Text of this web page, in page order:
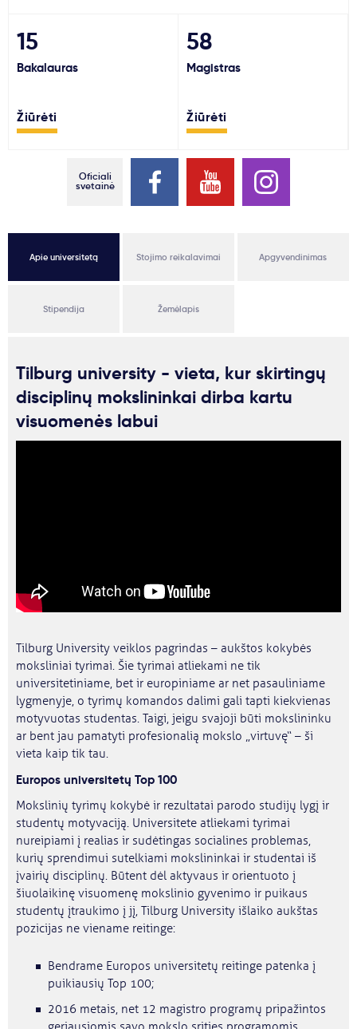
Paslaugos
Kodėl Kastu?
15
Bakalauras
Žiūrėti
58
Magistras
Žiūrėti
Oficiali
svetainė
Apie universitetą Stojimo reikalavimai Apgyvendinimas
Stipendija Žemėlapis
Tilburg university - vieta, kur skirtingų
disciplinų mokslininkai dirba kartu
visuomenės labui
Tilburg University veiklos pagrindas – aukštos kokybės
moksliniai tyrimai. Šie tyrimai atliekami ne tik
universitetiniame, bet ir europiniame ar net pasauliniame
lygmenyje, o tyrimų komandos dalimi gali tapti kiekvienas
motyvuotas studentas. Taigi, jeigu svajoji būti mokslininku
ar bent jau pamatyti profesionalią mokslo „virtuvę“ – ši
vieta kaip tik tau.
Europos universitetų Top 100
Mokslinių tyrimų kokybė ir rezultatai parodo studijų lygį ir
studentų motyvaciją. Universitete atliekami tyrimai
nureipiami į realias ir sudėtingas socialines problemas,
kurių sprendimui sutelkiami mokslininkai ir studentai iš
įvairių disciplinų. Būtent dėl aktyvaus ir orientuoto į
šiuolaikinę visuomenę mokslinio gyvenimo ir puikaus
studentų įtraukimo į jį, Tilburg University išlaiko aukštas
pozicijas ne viename reitinge:
Bendrame Europos universitetų reitinge patenka į
puikiausių Top 100;
2016 metais, net 12 magistro programų pripažintos